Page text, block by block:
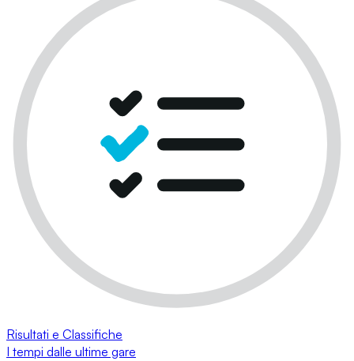
Risultati e Classifiche
I tempi dalle ultime gare